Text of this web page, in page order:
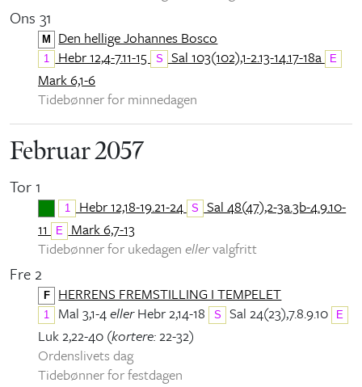
Ons 31
M Den hellige Johannes Bosco
1 Hebr 12,4-7.11-15 S Sal 103(102),1-2.13-14.17-18a E
Mark 6,1-6
Tidebønner for minnedagen
Februar 2057
Tor 1
1 Hebr 12,18-19.21-24 S
Sal 48(47),2-3a.3b-4.9.10-
11
E
Mark 6,7-13
Tidebønner for ukedagen ellervalgfritt
Fre 2
F HERRENS FREMSTILLING I TEMPELET
1 Mal 3,1-4ellerHebr 2,14-18 S Sal 24(23),7.8.9.10 E
Luk 2,22-40 (kortere:22-32)
Ordenslivets dag
Tidebønner for festdagen